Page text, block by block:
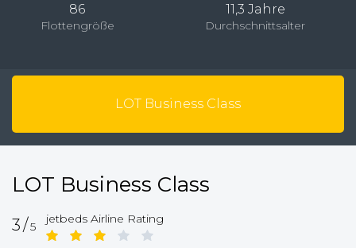
86
Flottengröße
11,3 Jahre
Durchschnittsalter
LOT Business Class
LOT Business Class
3/5
jetbeds Airline Rating